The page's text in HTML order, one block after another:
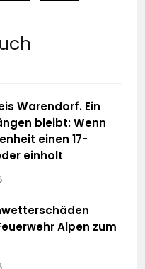
Warendorf. Ein
bleibt: Wenn
einen 17-
einholt
Alpen zum